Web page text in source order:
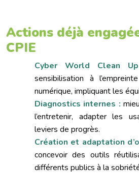
Actions déjà
CPIE
Cyber World Clean
sensibilisation à
numérique, impliquant les
Diagnostics internes :
l’entretenir, adapter les
leviers de progrès.
Création et adaptation
concevoir des outils
différents publics à la